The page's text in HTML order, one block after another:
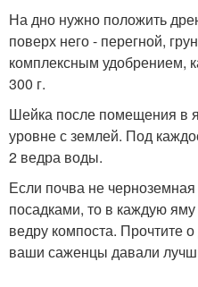
На дно нужно положить
поверх него - перегной,
комплексным удобрением,
300 г.
Шейка после помещения в
уровне с землей. Под
2 ведра воды.
Если почва не
посадками, то в каждую
ведру компоста. Прочтите
ваши саженцы давали